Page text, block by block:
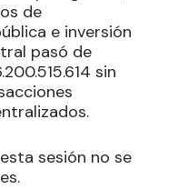
de
e inversión
pasó de
sin
sesión no se